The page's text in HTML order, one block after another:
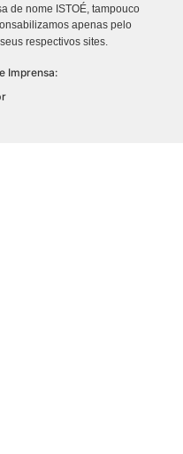
de nome ISTOÉ, tampouco
apenas pelo
seus respectivos sites.
Imprensa: